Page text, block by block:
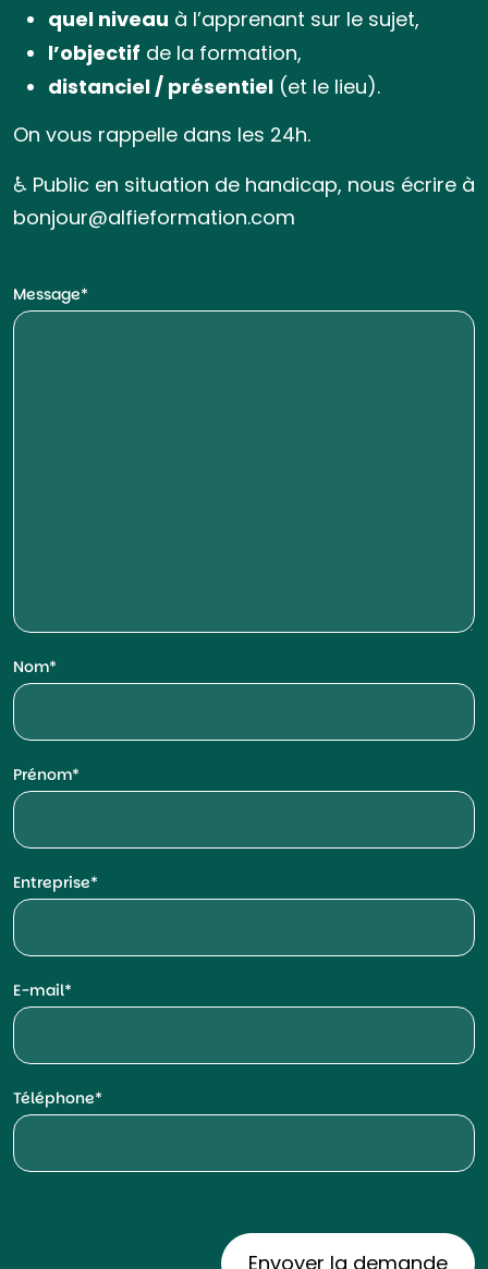
quel niveau à l’apprenant sur le sujet,
l’objectif de la formation,
distanciel / présentiel (et le lieu).
On vous rappelle dans les 24h.
♿ Public en situation de handicap, nous écrire à
bonjour@alfieformation.com
Message
Nom
Prénom
Entreprise
E-mail
Téléphone